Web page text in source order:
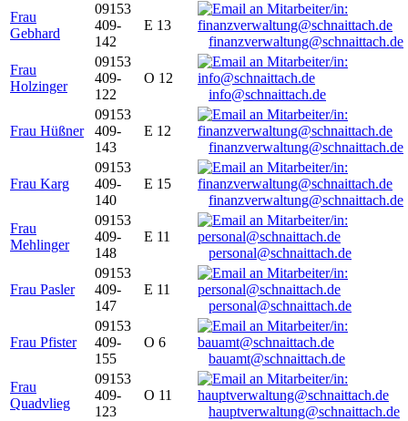
Frau
Gebhard
09153
409-
142
E 13
finanzverwaltung@schnaittach.de
Frau
Holzinger
09153
409-
122
O 12
info@schnaittach.de
Frau Hüßner
09153
409-
143
E 12
finanzverwaltung@schnaittach.de
Frau Karg
09153
409-
140
E 15
finanzverwaltung@schnaittach.de
Frau
Mehlinger
09153
409-
148
E 11
personal@schnaittach.de
Frau Pasler
09153
409-
147
E 11
personal@schnaittach.de
Frau Pfister
09153
409-
155
O 6
bauamt@schnaittach.de
Frau
Quadvlieg
09153
409-
123
O 11
hauptverwaltung@schnaittach.de